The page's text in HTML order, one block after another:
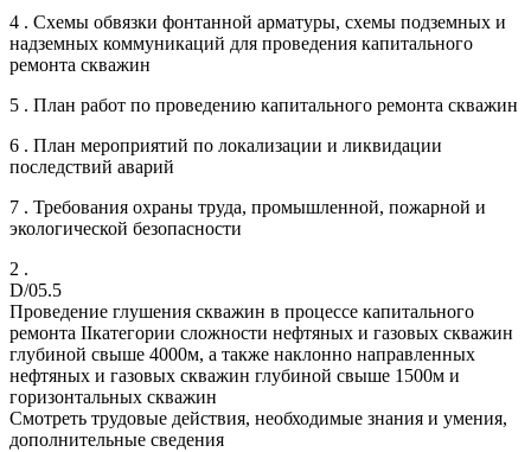
4 . Схемы обвязки фонтанной арматуры, схемы подземных и
надземных коммуникаций для проведения капитального
ремонта скважин
5 . План работ по проведению капитального ремонта скважин
6 . План мероприятий по локализации и ликвидации
последствий аварий
7 . Требования охраны труда, промышленной, пожарной и
экологической безопасности
2 .
D/05.5
Проведение глушения скважин в процессе капитального
ремонта IIкатегории сложности нефтяных и газовых скважин
глубиной свыше 4000м, а также наклонно направленных
нефтяных и газовых скважин глубиной свыше 1500м и
горизонтальных скважин
Смотреть трудовые действия, необходимые знания и умения,
дополнительные сведения